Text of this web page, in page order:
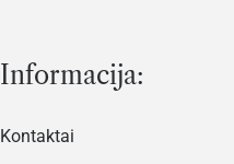
Informacija:
Kontaktai